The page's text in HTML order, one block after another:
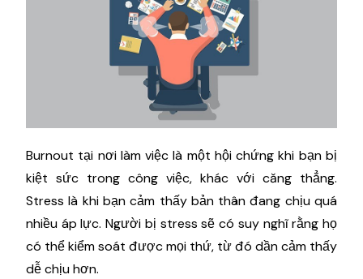
Burnout tại nơi làm việc là một hội chứng khi bạn bị
kiệt sức trong công việc, khác với căng thẳng.
Stress là khi bạn cảm thấy bản thân đang chịu quá
nhiều áp lực. Người bị stress sẽ có suy nghĩ rằng họ
có thể kiểm soát được mọi thứ, từ đó dần cảm thấy
dễ chịu hơn.